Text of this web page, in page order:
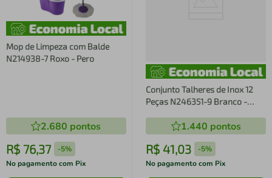
Mop de Limpeza com Balde
N214938-7 Roxo - Pero
2.680 pontos
R$ 76,37 -5%
No pagamento com Pix
Conjunto Talheres de Inox 12
Peças N246351-9 Branco -
1.440 pontos
R$ 41,03 -5%
No pagamento com Pix